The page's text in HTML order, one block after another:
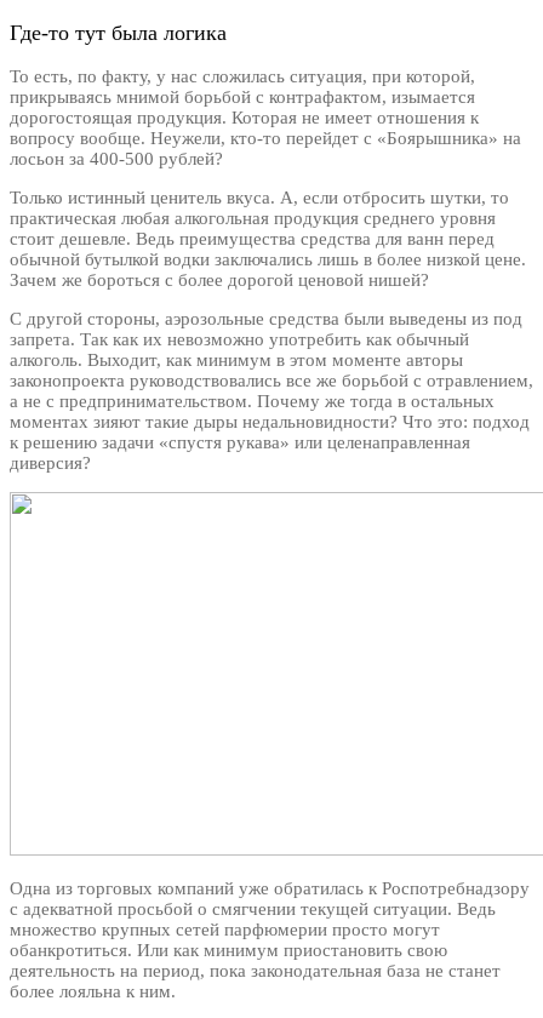
Где-то тут была логика
То есть, по факту, у нас сложилась ситуация, при которой,
прикрываясь мнимой борьбой с контрафактом, изымается
дорогостоящая продукция. Которая не имеет отношения к
вопросу вообще. Неужели, кто-то перейдет с «Боярышника» на
лосьон за 400-500 рублей?
Только истинный ценитель вкуса. А, если отбросить шутки, то
практическая любая алкогольная продукция среднего уровня
стоит дешевле. Ведь преимущества средства для ванн перед
обычной бутылкой водки заключались лишь в более низкой цене.
Зачем же бороться с более дорогой ценовой нишей?
С другой стороны, аэрозольные средства были выведены из под
запрета. Так как их невозможно употребить как обычный
алкоголь. Выходит, как минимум в этом моменте авторы
законопроекта руководствовались все же борьбой с отравлением,
а не с предпринимательством. Почему же тогда в остальных
моментах зияют такие дыры недальновидности? Что это: подход
к решению задачи «спустя рукава» или целенаправленная
диверсия?
Одна из торговых компаний уже обратилась к Роспотребнадзору
с адекватной просьбой о смягчении текущей ситуации. Ведь
множество крупных сетей парфюмерии просто могут
обанкротиться. Или как минимум приостановить свою
деятельность на период, пока законодательная база не станет
более лояльна к ним.